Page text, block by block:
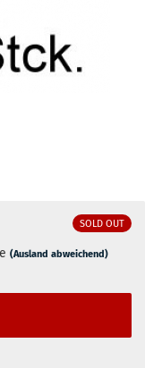
SOLD OUT
(Ausland abweichend)